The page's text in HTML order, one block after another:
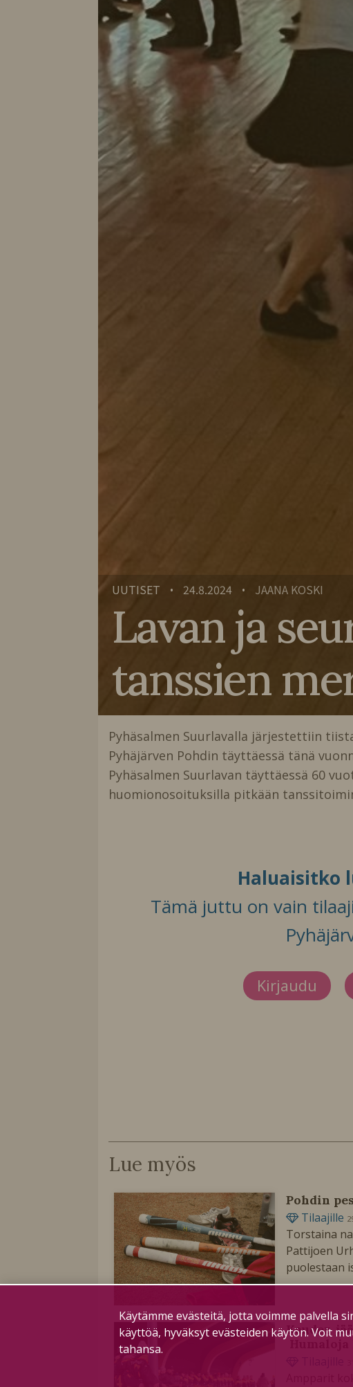
UUTISET • 24.8.2024 • JAANA KOSKI
Lavan ja
tanssien
Pyhäsalmen Suurlavalla järjestettiin
Pyhäjärven Pohdin täyttäessä tänä
Pyhäsalmen Suurlavan täyttäessä 60
huomionosoituksilla pitkään
Haluaisitko
Tämä juttu on vain
Kirjaudu
Lue myös
Pohdin
Tilaajille
Torstaina
Pattijoen
puolestaan
Kauden
Käytämme evästeitä, jotta voimme palvella
käyttöä, hyväksyt evästeiden käytön. Voit
tahansa.